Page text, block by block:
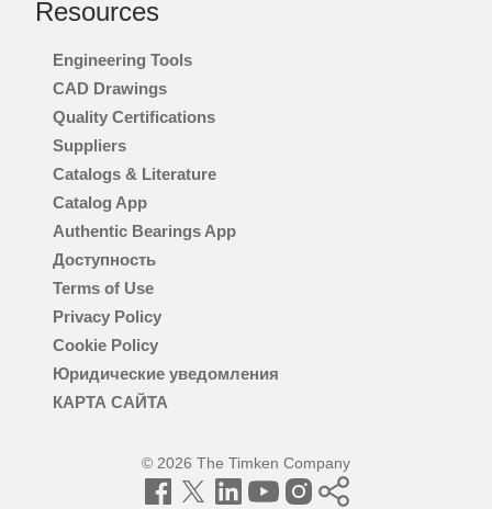
Resources
Engineering Tools
CAD Drawings
Quality Certifications
Suppliers
Catalogs & Literature
Catalog App
Authentic Bearings App
Доступность
Terms of Use
Privacy Policy
Cookie Policy
Юридические уведомления
КАРТА САЙТА
© 2026 The Timken Company
Facebook
TwitterLinkedInYouTubeInstagram
Timken